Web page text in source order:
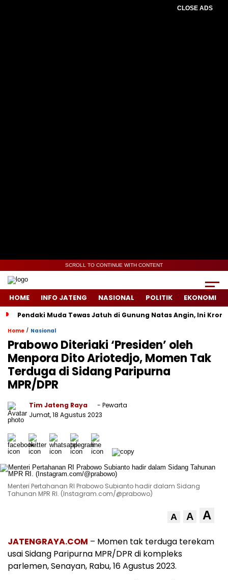
CLOSE ADS
SCROLL TO CONTINUE WITH CONTENT
HOME INFO JATENG NASIONAL POLITIK EKONOMI
Pendaki Muda Tewas Jatuh di Gunung Natas Angin, Ini
Home / Nasional
Prabowo Diteriaki ‘Presiden’ oleh
Menpora Dito Ariotedjo, Momen Tak
Terduga di Sidang Paripurna
MPR/DPR
Tim Jateng Raya
- Pewarta
Jumat, 18 Agustus 2023
Menteri Pertahanan RI Prabowo Subianto hadir dalam Sidang
Tahunan MPR RI. (Instagram.com/@prabowo)
A A A
JATENGRAYA.COM – Momen tak terduga terekam
usai Sidang Paripurna MPR/DPR di kompleks
parlemen, Senayan, Rabu, 16 Agustus 2023.